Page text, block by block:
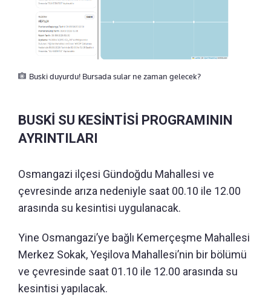
Buski duyurdu! Bursada sular ne zaman gelecek?
BUSKİ SU KESİNTİSİ PROGRAMININ
AYRINTILARI
Osmangazi ilçesi Gündoğdu Mahallesi ve
çevresinde arıza nedeniyle saat 00.10 ile 12.00
arasında su kesintisi uygulanacak.
Yine Osmangazi’ye bağlı Kemerçeşme Mahallesi
Merkez Sokak, Yeşilova Mahallesi’nin bir bölümü
ve çevresinde saat 01.10 ile 12.00 arasında su
kesintisi yapılacak.